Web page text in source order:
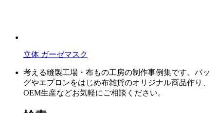
立体 ガーゼマスク
考える縫製工場・布もの工房の制作事例集です。バッ
グやエプロンをはじめ布雑貨のオリジナル商品作り、
OEM生産などお気軽にご相談ください。